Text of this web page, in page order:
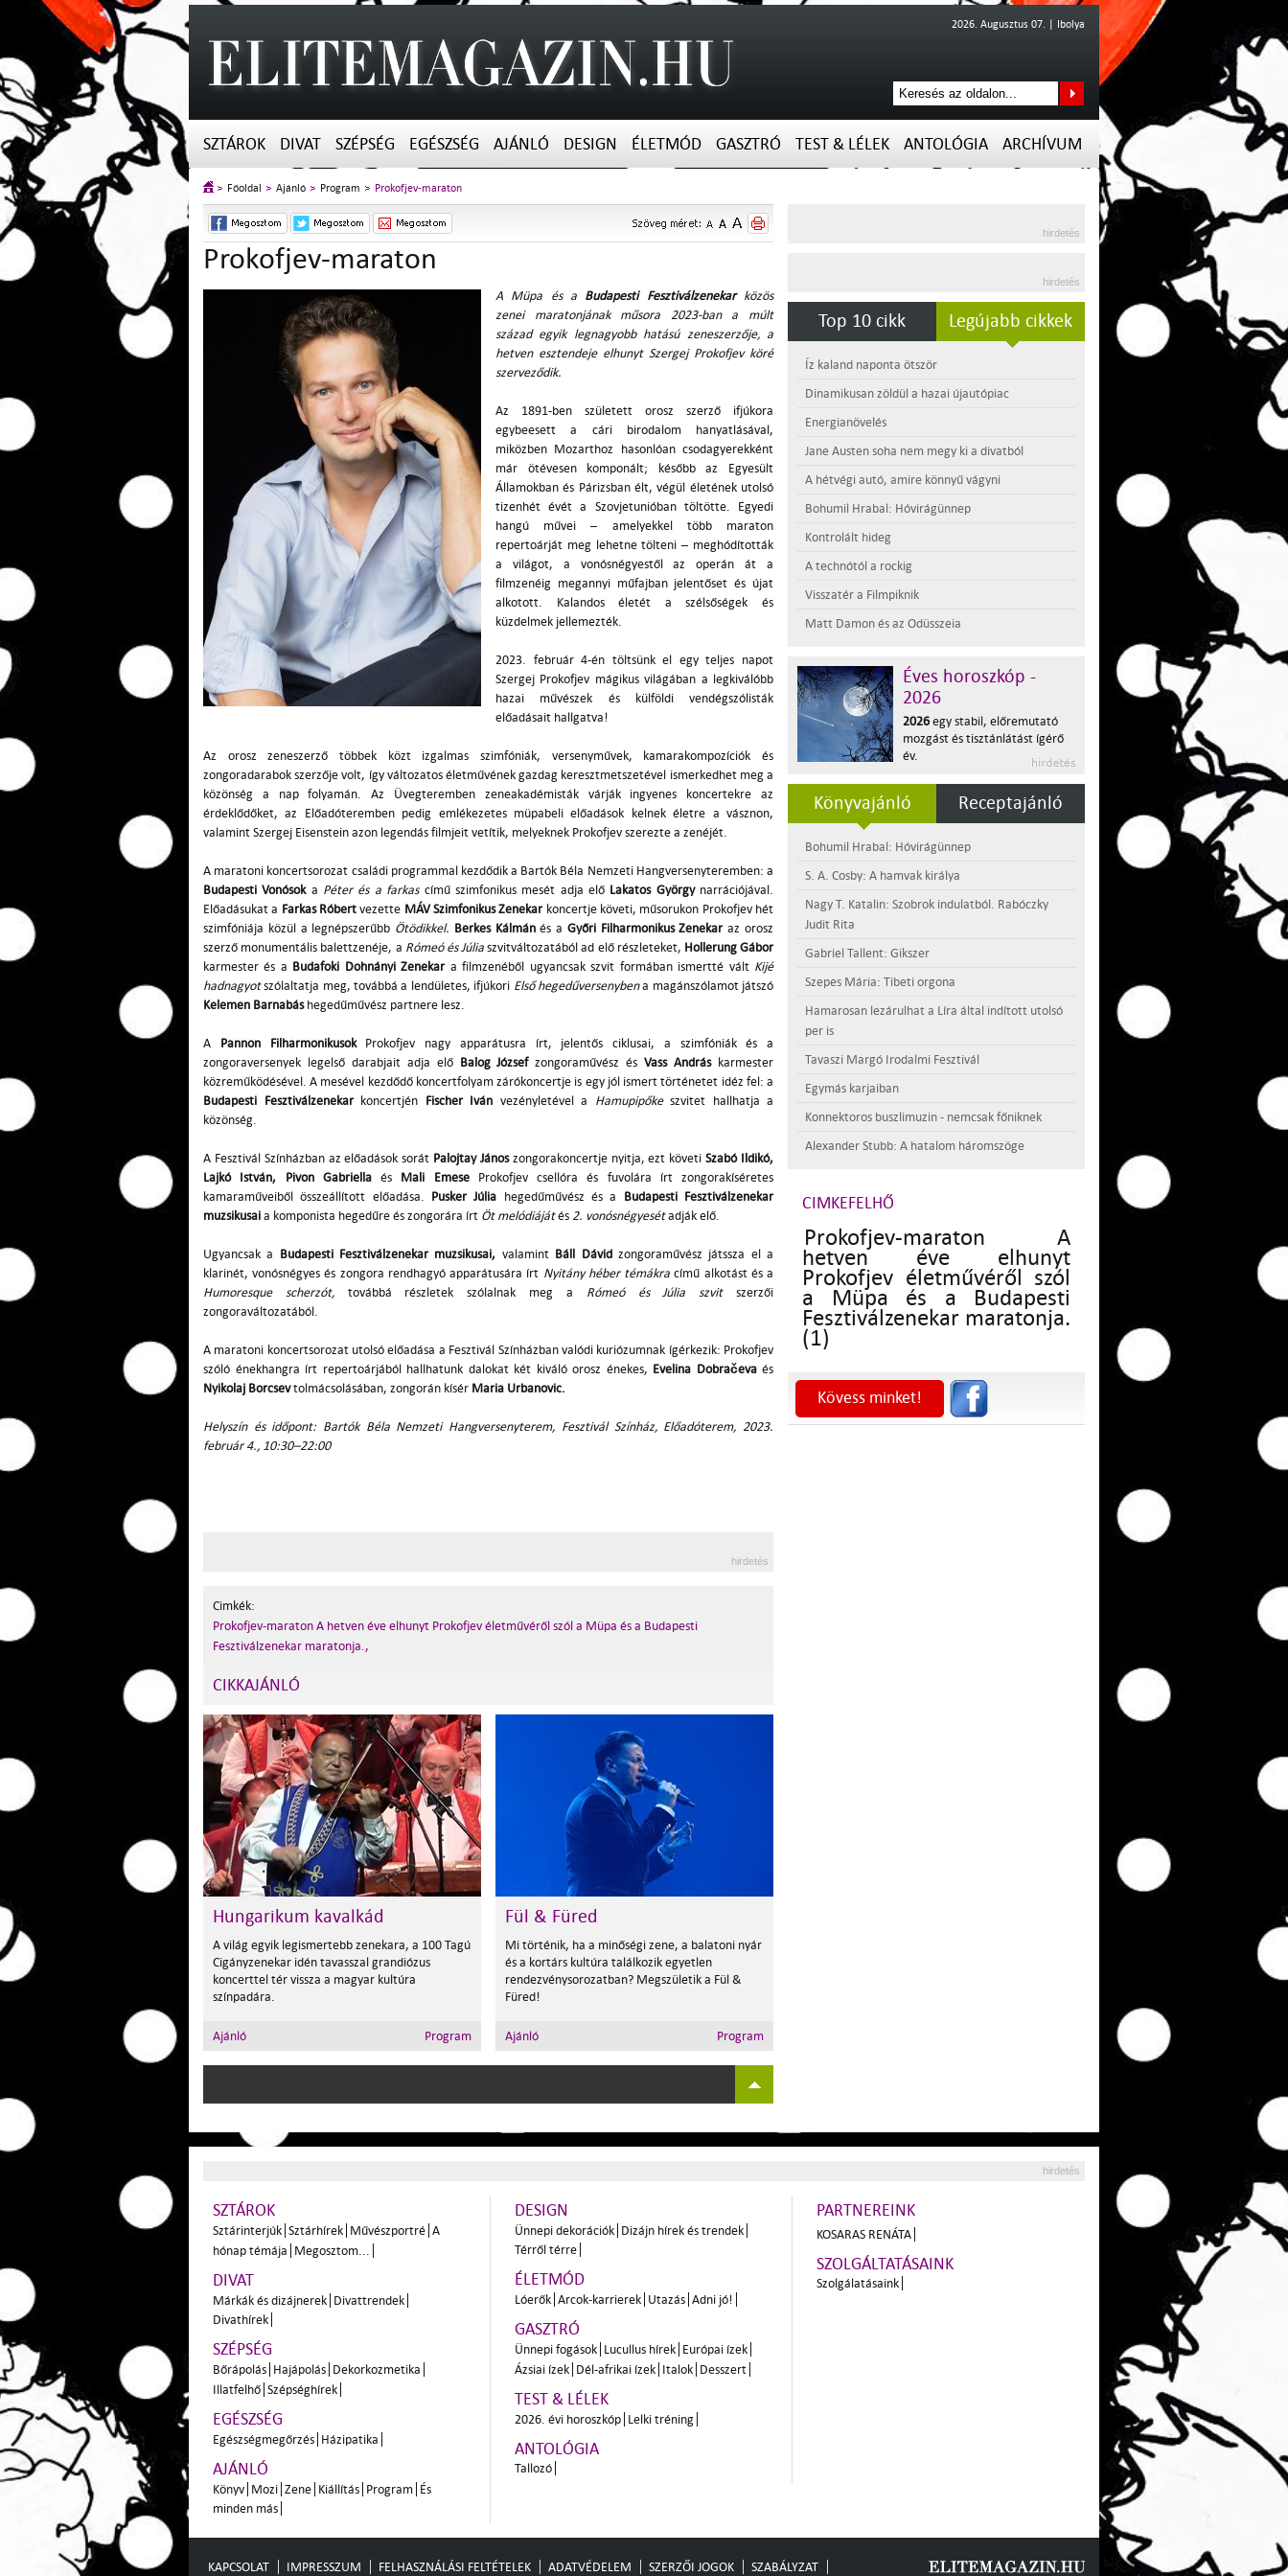
2026. Augusztus 07. | Ibolya
SZTÁROK DIVAT SZÉPSÉG EGÉSZSÉG AJÁNLÓ DESIGN ÉLETMÓD GASZTRÓ TEST & LÉLEK ANTOLÓGIA ARCHÍVUM
Főoldal Ajánló Program Prokofjev-maraton
Prokofjev-maraton
A Müpa és a Budapesti Fesztiválzenekarközös
zenei maratonjának műsora 2023-ban a múlt
század egyik legnagyobb hatású zeneszerzője, a
hetven esztendeje elhunyt Szergej Prokofjev köré
szerveződik.
Az 1891-ben született orosz szerző ifjúkora
egybeesett a cári birodalom hanyatlásával,
miközben Mozarthoz hasonlóan csodagyerekként
már ötévesen komponált; később az Egyesült
Államokban és Párizsban élt, végül életének utolsó
tizenhét évét a Szovjetunióban töltötte. Egyedi
hangú művei – amelyekkel több maraton
repertoárját meg lehetne tölteni – meghódították
a világot, a vonósnégyestől az operán át a
filmzenéig megannyi műfajban jelentőset és újat
alkotott. Kalandos életét a szélsőségek és
küzdelmek jellemezték.
2023. február 4-én töltsünk el egy teljes napot
Szergej Prokofjev mágikus világában a legkiválóbb
hazai művészek és külföldi vendégszólisták
előadásait hallgatva!
Az orosz zeneszerző többek közt izgalmas szimfóniák, versenyművek, kamarakompozíciók és
zongoradarabok szerzője volt, így változatos életművének gazdag keresztmetszetével ismerkedhet meg a
közönség a nap folyamán. Az Üvegteremben zeneakadémisták várják ingyenes koncertekre az
érdeklődőket, az Előadóteremben pedig emlékezetes müpabeli előadások kelnek életre a vásznon,
valamint Szergej Eisenstein azon legendás filmjeit vetítik, melyeknek Prokofjev szerezte a zenéjét.
A maratoni koncertsorozat családi programmal kezdődik a Bartók Béla Nemzeti Hangversenyteremben: a
Budapesti Vonósoka Péter és a farkascímű szimfonikus mesét adja elő Lakatos Györgynarrációjával.
Előadásukat a Farkas Róbert vezette MÁV Szimfonikus Zenekarkoncertje követi, műsorukon Prokofjev hét
szimfóniája közül a legnépszerűbb Ötödikkel. Berkes Kálmánés a Győri Filharmonikus Zenekaraz orosz
szerző monumentális balettzenéje, a Rómeó és Júlia szvitváltozatából ad elő részleteket, Hollerung Gábor
karmester és a Budafoki Dohnányi Zenekara filmzenéből ugyancsak szvit formában ismertté vált Kijé
hadnagyotszólaltatja meg, továbbá a lendületes, ifjúkori Első hegedűversenybena magánszólamot játszó
Kelemen Barnabáshegedűművész partnere lesz.
A Pannon FilharmonikusokProkofjev nagy apparátusra írt, jelentős ciklusai, a szimfóniák és a
zongoraversenyek legelső darabjait adja elő Balog Józsefzongoraművész ésVass Andráskarmester
közreműködésével. A mesével kezdődő koncertfolyam zárókoncertje is egy jól ismert történetet idéz fel: a
Budapesti Fesztiválzenekarkoncertjén Fischer Iván vezényletével a Hamupipőke szvitet hallhatja a
közönség.
A Fesztivál Színházban az előadások sorát Palojtay Jánoszongorakoncertje nyitja, ezt követiSzabó Ildikó,
Lajkó István, Pivon Gabriellaés Mali EmeseProkofjev csellóra és fuvolára írt zongorakíséretes
kamaraműveiből összeállított előadása. Pusker Júlia hegedűművész és a Budapesti Fesztiválzenekar
muzsikusai a komponista hegedűre és zongorára írt Öt melódiájátés 2. vonósnégyesétadják elő.
Ugyancsak a Budapesti Fesztiválzenekar muzsikusai, valamintBáll Dávid zongoraművész játssza el a
klarinét, vonósnégyes és zongora rendhagyó apparátusára írt Nyitány héber témákra című alkotást és a
Humoresque scherzót,továbbá részletek szólalnak meg a Rómeó és Júlia szvitszerzői
zongoraváltozatából.
A maratoni koncertsorozat utolsó előadása a Fesztivál Színházban valódi kuriózumnak ígérkezik: Prokofjev
szóló énekhangra írt repertoárjából hallhatunk dalokat két kiváló orosz énekes, Evelina Dobračevaés
Nyikolaj Borcsevtolmácsolásában, zongorán kísér Maria Urbanovic.
Helyszín és időpont: Bartók Béla Nemzeti Hangversenyterem, Fesztivál Színház, Előadóterem, 2023.
február 4., 10:30–22:00
hirdetés
Cimkék:
Prokofjev-maraton A hetven éve elhunyt Prokofjev életművéről szól a Müpa és a Budapesti
Fesztiválzenekar maratonja.,
CIKKAJÁNLÓ
Hungarikum kavalkád
A világ egyik legismertebb zenekara, a 100 Tagú
Cigányzenekar idén tavasszal grandiózus
koncerttel tér vissza a magyar kultúra
színpadára.
Ajánló Program
Fül & Füred
Mi történik, ha a minőségi zene, a balatoni nyár
és a kortárs kultúra találkozik egyetlen
rendezvénysorozatban? Megszületik a Fül &
Füred!
Ajánló Program
hirdetés
hirdetés
Top 10 cikk Legújabb cikkek
Íz kaland naponta ötször
Dinamikusan zöldül a hazai újautópiac
Energianövelés
Jane Austen soha nem megy ki a divatból
A hétvégi autó, amire könnyű vágyni
Bohumil Hrabal: Hóvirágünnep
Kontrolált hideg
A technótól a rockig
Visszatér a Filmpiknik
Matt Damon és az Odüsszeia
Éves horoszkóp -
2026
2026 egy stabil, előremutató
mozgást és tisztánlátást ígérő
év.
Könyvajánló Receptajánló
Bohumil Hrabal: Hóvirágünnep
S. A. Cosby: A hamvak királya
Nagy T. Katalin: Szobrok indulatból. Rabóczky
Judit Rita
Gabriel Tallent: Gikszer
Szepes Mária: Tibeti orgona
Hamarosan lezárulhat a Líra által indított utolsó
per is
Tavaszi Margó Irodalmi Fesztivál
Egymás karjaiban
Konnektoros buszlimuzin - nemcsak főniknek
Alexander Stubb: A hatalom háromszöge
CIMKEFELHŐ
Prokofjev-maraton A
hetven éve elhunyt
Prokofjev életművéről szól
a Müpa és a Budapesti
Fesztiválzenekar maratonja.
(1)
Kövess minket!
hirdetés
SZTÁROK
Sztárinterjúk Sztárhírek Művészportré A
hónap témája Megosztom...
DIVAT
Márkák és dizájnerek Divattrendek
Divathírek
SZÉPSÉG
Bőrápolás Hajápolás Dekorkozmetika
Illatfelhő Szépséghírek
EGÉSZSÉG
Egészségmegőrzés Házipatika
AJÁNLÓ
Könyv Mozi Zene Kiállítás Program És
minden más
DESIGN
Ünnepi dekorációk Dizájn hírek és trendek
Térről térre
ÉLETMÓD
Lóerők Arcok-karrierek Utazás Adni jó!
GASZTRÓ
Ünnepi fogások Lucullus hírek Európai ízek
Ázsiai ízek Dél-afrikai ízek Italok Desszert
TEST & LÉLEK
2026. évi horoszkóp Lelki tréning
ANTOLÓGIA
Tallozó
PARTNEREINK
KOSARAS RENÁTA
SZOLGÁLTATÁSAINK
Szolgálatásaink
KAPCSOLAT IMPRESSZUM FELHASZNÁLÁSI FELTÉTELEK ADATVÉDELEM SZERZŐI JOGOK SZABÁLYZAT